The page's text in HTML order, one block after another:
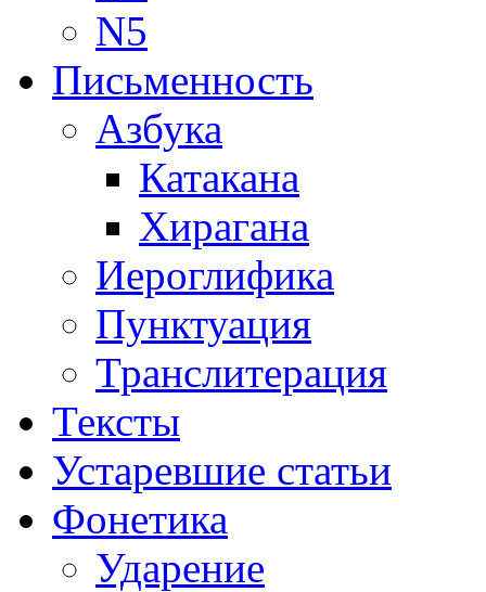
N5
Письменность
Азбука
Катакана
Хирагана
Иероглифика
Пунктуация
Транслитерация
Тексты
Устаревшие статьи
Фонетика
Ударение